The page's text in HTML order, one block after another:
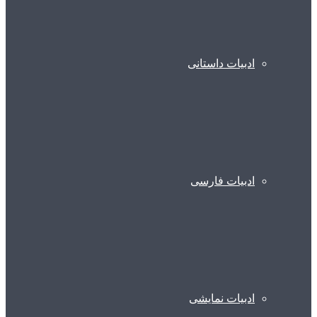
ادبیات داستانی
ادبیات فارسی
ادبیات نمایشی